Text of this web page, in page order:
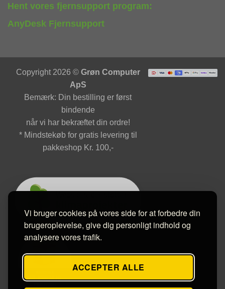
Vi bruger cookies på vores side for at forbedre din
brugeroplevelse, give dig personligt indhold og
analysere vores trafik.
ACCEPTER ALLE
Hent vores fjernsupport program:
AnyDesk Fjernsupport
Copyright 2026 © Grøn Computer
ApS
Bemærk: Din bestilling er først
bindende
når vi har bekræftet din ordre!
* Mindstekøb for gratis levering til
pakkeshop Kr. 100,-